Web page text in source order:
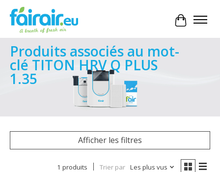
Panier
Produits associés au mot-
clé TITON HRV Q PLUS
1.35
Afficher les filtres
1 produits Trier par Les plus vus